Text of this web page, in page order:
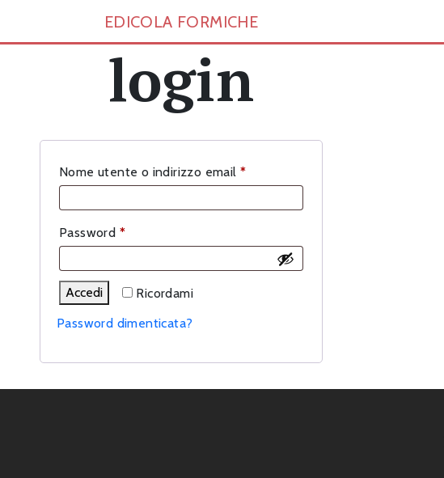
EDICOLA FORMICHE
login
Nome utente o indirizzo email *Richiesto
Password *Richiesto
Ricordami
Accedi
Password dimenticata?